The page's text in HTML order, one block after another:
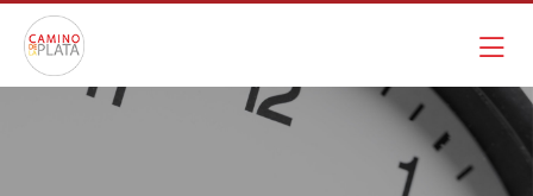
Ir al contenido principal